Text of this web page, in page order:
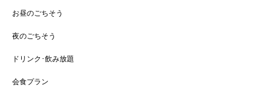
お昼のごちそう
夜のごちそう
ドリンク･飲み放題
会食プラン